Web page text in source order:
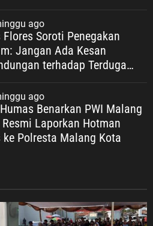
Warga Depok
ago
Flores Soroti Penegakan
Jangan Ada Kesan
terhadap Terduga
ago
Benarkan PWI Malang
Resmi Laporkan Hotman
ke Polresta Malang Kota